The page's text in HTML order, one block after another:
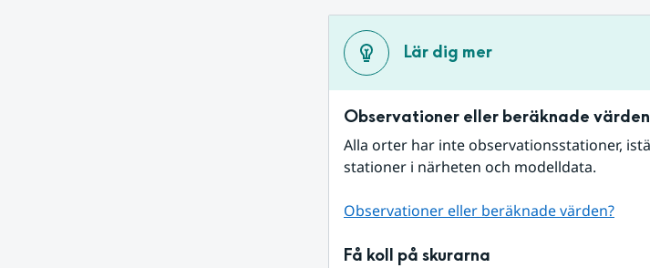
Lär dig mer
Observationer eller beräknade
Alla orter har inte observationsstationer,
stationer i närheten och modelldata.
Observationer eller beräknade värden?
Få koll på skurarna